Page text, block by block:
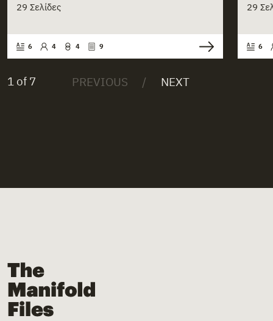
29 Σελίδες
6 4 4 9
29
6
1 of 7
The Manifold Files